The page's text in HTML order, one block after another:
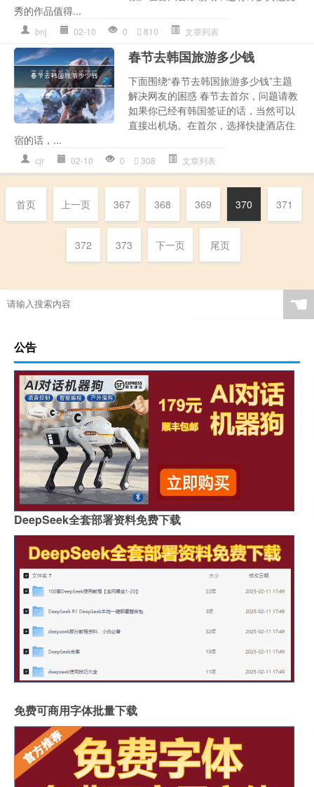
秀的作品值得...
bnj 02-10 0 810 文章列表
春节去韩国旅游多少钱
下面围绕“春节去韩国旅游多少钱”主题
解决网友的困惑 春节去首尔，问题请教
如果你已经有韩国签证的话，当然可以
直接出机场。在首尔，选择快捷酒店住
宿的话，...
cjr 02-10 0 308 文章列表
首页 上一页 367 368 369 370 371
372 373 下一页 尾页
☚
公告
DeepSeek全套部署资料免费下载
免费可商用字体批量下载